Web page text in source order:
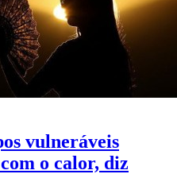
vulneráveis
o calor, diz